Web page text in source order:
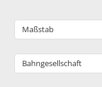
Maßstab
Bahngesellschaft